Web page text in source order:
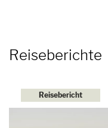
Reiseberichte
Reisebericht